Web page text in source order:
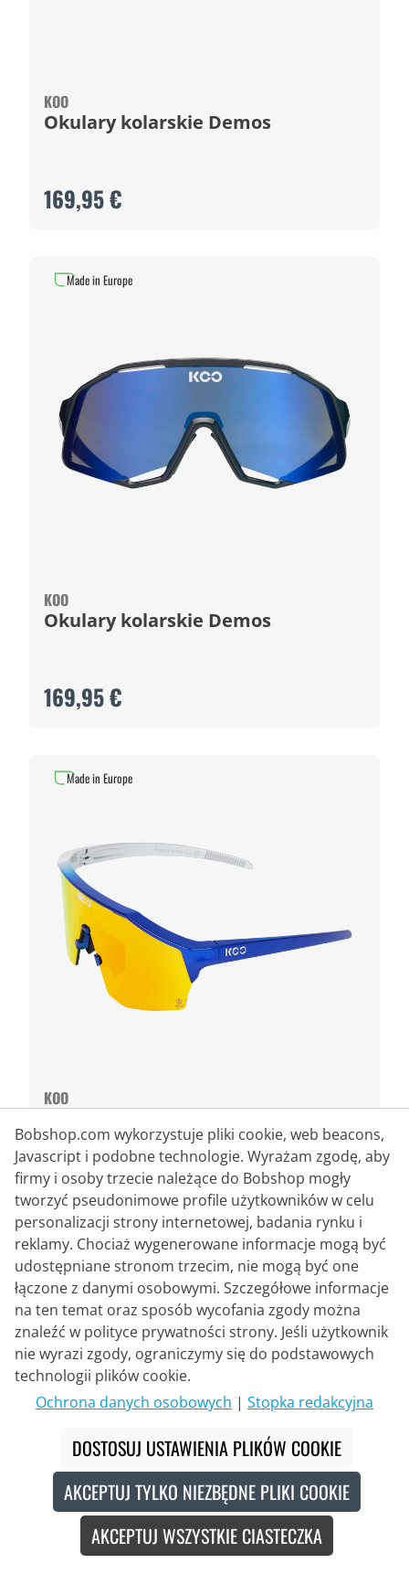
KOO
Okulary kolarskie Demos
169,95 €
KOO
Okulary kolarskie Demos
169,95 €
Made in Europe
KOO
BULL BORA-hansgrohe 2025
199,95 €
Made in Europe
KOO Eyewear - Innowacja i design
made in Italy
KOO Eyewear łączy włoskie rzemiosło z
innowacyjną technologią, tworząc okulary
sportowe spełniające najwyższe standardy. Jako
część renomowanej rodziny KASK, produkty
imponują doskonałą równowagą wzornictwa,
funkcjonalności i ochrony, dzięki czemu są
idealnymi towarzyszami dla wymagających
Bobshop.com wykorzystuje pliki cookie, web beacons,
Javascript i podobne technologie. Wyrażam zgodę, aby
firmy i osoby trzecie należące do Bobshop mogły
tworzyć pseudonimowe profile użytkowników w celu
personalizacji strony internetowej, badania rynku i
reklamy. Chociaż wygenerowane informacje mogą być
udostępniane stronom trzecim, nie mogą być one
łączone z danymi osobowymi. Szczegółowe informacje
na ten temat oraz sposób wycofania zgody można
znaleźć w polityce prywatności strony. Jeśli użytkownik
nie wyrazi zgody, ograniczymy się do podstawowych
technologii plików cookie.
Ochrona danych osobowych | Stopka redakcyjna
DOSTOSUJ USTAWIENIA PLIKÓW COOKIE
AKCEPTUJ TYLKO NIEZBĘDNE PLIKI COOKIE
AKCEPTUJ WSZYSTKIE CIASTECZKA